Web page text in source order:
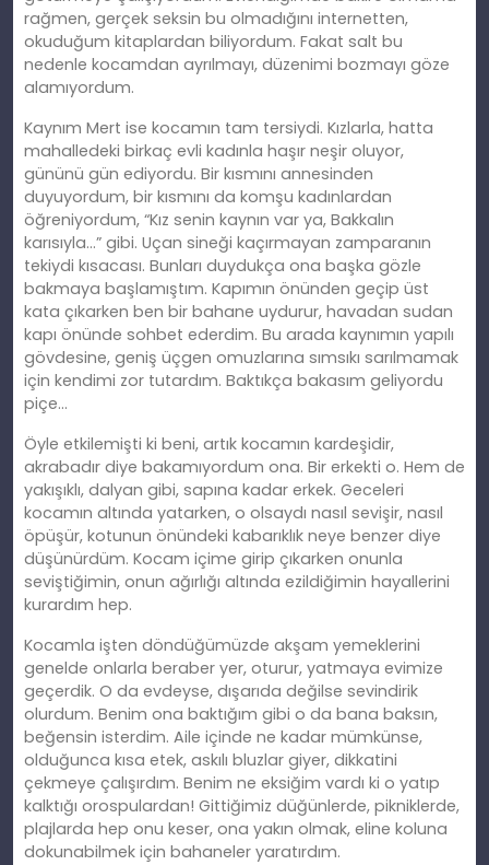
rağmen, gerçek seksin bu olmadığını internetten,
okuduğum kitaplardan biliyordum. Fakat salt bu
nedenle kocamdan ayrılmayı, düzenimi bozmayı göze
alamıyordum.
Kaynım Mert ise kocamın tam tersiydi. Kızlarla, hatta
mahalledeki birkaç evli kadınla haşır neşir oluyor,
gününü gün ediyordu. Bir kısmını annesinden
duyuyordum, bir kısmını da komşu kadınlardan
öğreniyordum, “Kız senin kaynın var ya, Bakkalın
karısıyla…” gibi. Uçan sineği kaçırmayan zamparanın
tekiydi kısacası. Bunları duydukça ona başka gözle
bakmaya başlamıştım. Kapımın önünden geçip üst
kata çıkarken ben bir bahane uydurur, havadan sudan
kapı önünde sohbet ederdim. Bu arada kaynımın yapılı
gövdesine, geniş üçgen omuzlarına sımsıkı sarılmamak
için kendimi zor tutardım. Baktıkça bakasım geliyordu
piçe…
Öyle etkilemişti ki beni, artık kocamın kardeşidir,
akrabadır diye bakamıyordum ona. Bir erkekti o. Hem de
yakışıklı, dalyan gibi, sapına kadar erkek. Geceleri
kocamın altında yatarken, o olsaydı nasıl sevişir, nasıl
öpüşür, kotunun önündeki kabarıklık neye benzer diye
düşünürdüm. Kocam içime girip çıkarken onunla
seviştiğimin, onun ağırlığı altında ezildiğimin hayallerini
kurardım hep.
Kocamla işten döndüğümüzde akşam yemeklerini
genelde onlarla beraber yer, oturur, yatmaya evimize
geçerdik. O da evdeyse, dışarıda değilse sevindirik
olurdum. Benim ona baktığım gibi o da bana baksın,
beğensin isterdim. Aile içinde ne kadar mümkünse,
olduğunca kısa etek, askılı bluzlar giyer, dikkatini
çekmeye çalışırdım. Benim ne eksiğim vardı ki o yatıp
kalktığı orospulardan! Gittiğimiz düğünlerde, pikniklerde,
plajlarda hep onu keser, ona yakın olmak, eline koluna
dokunabilmek için bahaneler yaratırdım.